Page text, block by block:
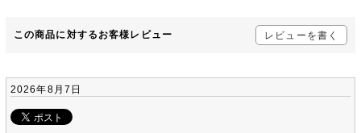
この商品に対するお客様レビュー レビューを書く
2026年8月7日